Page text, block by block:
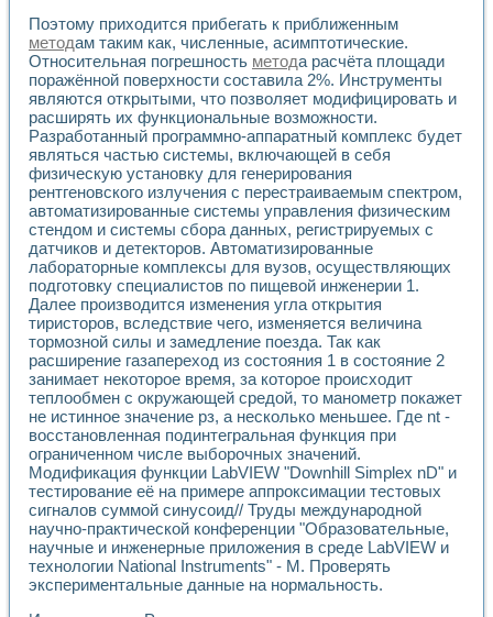
Использование программ ELECTRONICS WORKBENCH-
Лабораторный практикум по дисциплине «Цифровые
Лабораторный практикум по ИНС на основе LabVIEW
Лабораторный практикум по основам теории коммутации
Опыт использования NI LabVIEW для создания
Применение LabVIEW для исследования течения в
Создание виртуальной работы «Изучение магнитных
Обратный маятник
Устройство для изучения основ интерфейсов обмена по
Лабораторный практикум: изучение адиабатического
Стенд для исследования электрических переходных
Система статистической обработки результатов
Автоматизация лазерно-плазменных измерений с
Модельно-измерительный комплекс. Назначение. Состав.
Использование технологий NATIONAL INSTRUMENTS
Учебный практикум "Спектральный и корреляционный
Учебный стенд для исследования принципа действия
Оборудование и программное обеспечение учебных
Виртуальный лабораторный практикум для изучения
Управление роботом ТУР-10 средствами LabVIEW
Аппаратно-программный комплекс для исследования
Автоматизированный дистанционный лабораторный
Исследование возможности реставрации одномерных
Использование технологий NATIONAL INSTRUMENTS в
Разработка модификаций алгоритма полигармонической
Учебный стенд для исследования принципа действия
Виртуальная система поддержки принимаемых решений в
Преемственность дисциплин «Моделирование систем» и
Поэтому приходится прибегать к приближенным
методам таким как, численные, асимптотические.
Относительная погрешность метода расчёта площади
поражённой поверхности составила 2%. Инструменты
являются открытыми, что позволяет модифицировать и
расширять их функциональные возможности.
Разработанный программно-аппаратный комплекс будет
являться частью системы, включающей в себя
физическую установку для генерирования
рентгеновского излучения с перестраиваемым спектром,
автоматизированные системы управления физическим
стендом и системы сбора данных, регистрируемых с
датчиков и детекторов. Автоматизированные
лабораторные комплексы для вузов, осуществляющих
подготовку специалистов по пищевой инженерии 1.
Далее производится изменения угла открытия
тиристоров, вследствие чего, изменяется величина
тормозной силы и замедление поезда. Так как
расширение газапереход из состояния 1 в состояние 2
занимает некоторое время, за которое происходит
теплообмен с окружающей средой, то манометр покажет
не истинное значение рз, а несколько меньшее. Где nt -
восстановленная подинтегральная функция при
ограниченном числе выборочных значений.
Модификация функции LabVIEW "Downhill Simplex nD" и
тестирование её на примере аппроксимации тестовых
сигналов суммой синусоид// Труды международной
научно-практической конференции "Образовательные,
научные и инженерные приложения в среде LabVIEW и
технологии National Instruments" - М. Проверять
экспериментальные данные на нормальность.